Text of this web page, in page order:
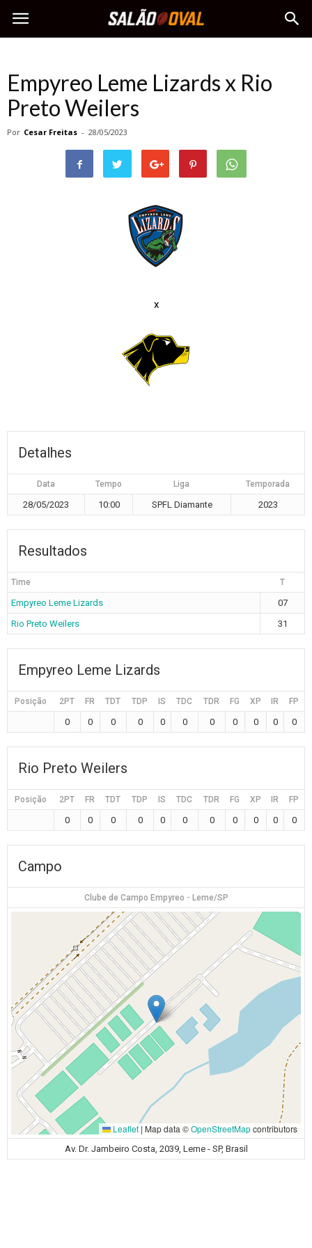
Empyreo Leme Lizards x Rio
Preto Weilers
Por Cesar Freitas - 28/05/2023
x
Detalhes
Data Tempo Liga Temporada
28/05/2023 10:00 SPFL Diamante 2023
Resultados
Time T
Empyreo Leme Lizards
07
Rio Preto Weilers
31
Empyreo Leme Lizards
Posição 2PT FR TDT TDP IS TDC TDR FG XP IR FP
0 0 0 0 0 0 0 0 0 0 0
Rio Preto Weilers
Posição 2PT FR TDT TDP IS TDC TDR FG XP IR FP
0 0 0 0 0 0 0 0 0 0 0
Campo
Clube de Campo Empyreo - Leme/SP
Leaflet | Map data ©OpenStreetMapcontributors
Av. Dr. Jambeiro Costa, 2039, Leme - SP, Brasil